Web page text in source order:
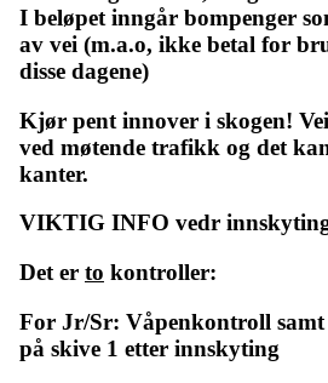
I beløpet inngår bompenger
av vei (m.a.o, ikke betal for
disse dagene)
Kjør pent innover i skogen!
ved møtende trafikk og det
kanter.
VIKTIG INFO vedr
Det er to kontroller:
For Jr/Sr: Våpenkontroll
på skive 1 etter innskyting